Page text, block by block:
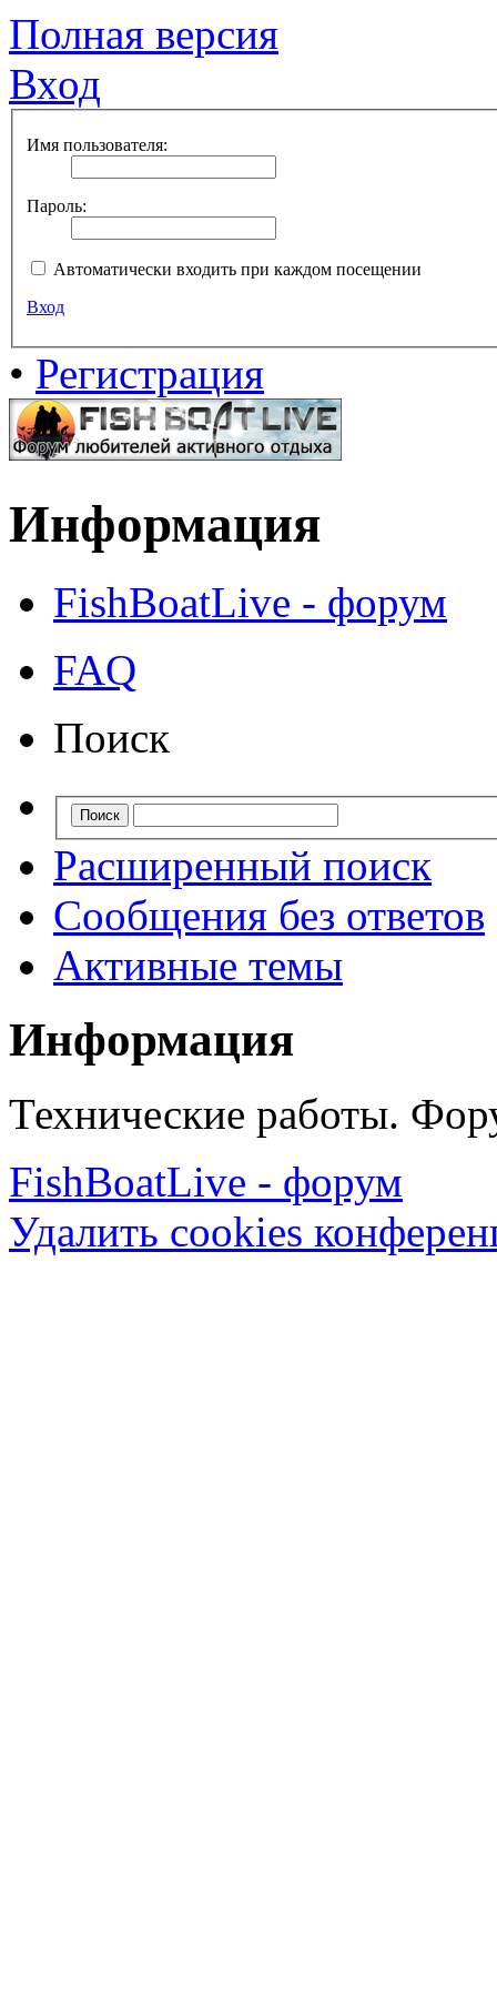
Полная версия
Вход
Имя пользователя:
Пароль:
Автоматически входить при каждом посещении
Вход
• Регистрация
Информация
FishBoatLive - форум
FAQ
Поиск
Расширенный поиск
Сообщения без ответов
Активные темы
Информация
Технические работы.
FishBoatLive - форум
Удалить cookies